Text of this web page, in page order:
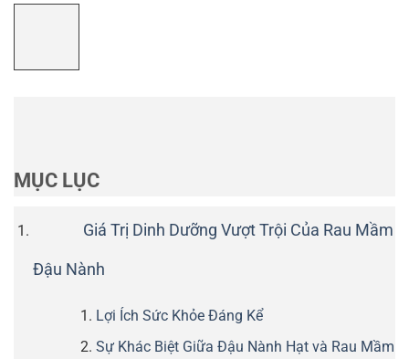
MỤC LỤC
Giá Trị Dinh Dưỡng Vượt Trội Của Rau Mầm
Đậu Nành
Lợi Ích Sức Khỏe Đáng Kể
Sự Khác Biệt Giữa Đậu Nành Hạt và Rau Mầm